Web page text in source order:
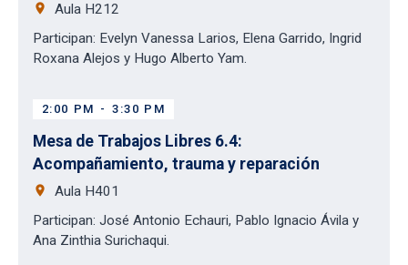
place
Aula H212
Participan: Evelyn Vanessa Larios, Elena Garrido, Ingrid
Roxana Alejos y Hugo Alberto Yam.
2:00 PM - 3:30 PM
Mesa de Trabajos Libres 6.4:
Acompañamiento, trauma y reparación
place
Aula H401
Participan: José Antonio Echauri, Pablo Ignacio Ávila y
Ana Zinthia Surichaqui.